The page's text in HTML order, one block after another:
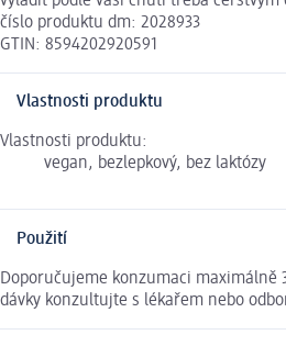
číslo produktu dm: 2028933
GTIN: 8594202920591
Vlastnosti produktu
Vlastnosti produktu:
vegan, bezlepkový, bez laktózy
Použití
Doporučujeme konzumaci maximálně
dávky konzultujte s lékařem nebo